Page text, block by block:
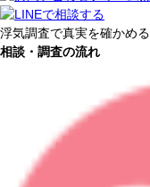
浮気調査で真実を確かめる
相談・調査の流れ